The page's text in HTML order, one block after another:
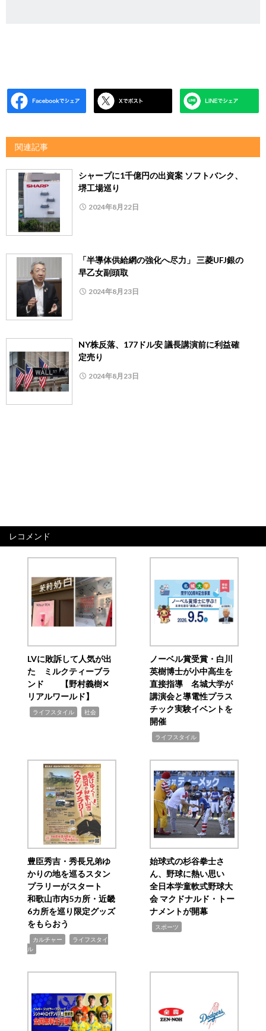
関連記事
シャープに1千億円の出資案 ソフトバンク、
堺工場巡り
2024年8月22日
「半導体供給網の強化へ尽力」 三菱UFJ銀の
早乙女副頭取
2024年8月23日
NY株反落、177ドル安 議長講演前に利益確
定売り
2024年8月23日
レコメンド
LVに敗訴して人気が出
た ミルクティーブラ
ンド 【野村義樹✕
リアルワールド】
ライフスタイル 社会
ノーベル賞受賞・白川
英樹博士が小中高生を
直接指導 名城大学が
講演会と導電性プラス
チック実験イベントを
開催
ライフスタイル
豊臣秀吉・秀長兄弟ゆ
かりの地を巡るスタン
プラリーがスタート
和歌山市内5カ所・近畿
6カ所を巡り限定グッズ
をもらおう
カルチャー
ライフスタイ
ル
始球式の杉谷拳士さ
ん、野球に熱い思い
全日本学童軟式野球大
会 マクドナルド・トー
ナメントが開幕
スポーツ